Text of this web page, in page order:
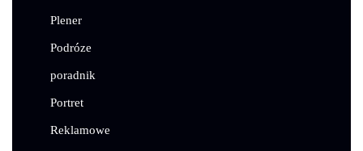
Plener
Podróze
poradnik
Portret
Reklamowe